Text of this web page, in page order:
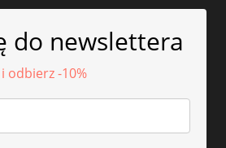
do newslettera
i odbierz -10%